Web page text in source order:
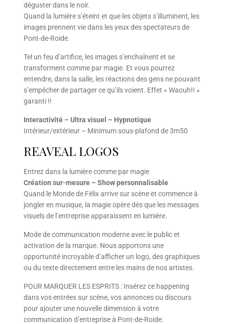
déguster dans le noir.
Quand la lumière s’éteint et que les objets s’illuminent, les
images prennent vie dans les yeux des spectateurs de
Pont-de-Roide.
Tel un feu d’artifice, les images s’enchaînent et se
transforment comme par magie. Et vous pourrez
entendre, dans la salle, les réactions des gens ne pouvant
s’empêcher de partager ce qu’ils voient. Effet « Waouh!! »
garanti !!
Interactivité – Ultra visuel – Hypnotique
Intérieur/extérieur – Minimum sous-plafond de 3m50
REAVEAL LOGOS
Entrez dans la lumière comme par magie
Création sur-mesure – Show personnalisable
Quand le Monde de Félix arrive sur scène et commence à
jongler en musique, la magie opère dès que les messages
visuels de l’entreprise apparaissent en lumière.
Mode de communication moderne avec le public et
activation de la marque. Nous apportons une
opportunité incroyable d’afficher un logo, des graphiques
ou du texte directement entre les mains de nos artistes.
POUR MARQUER LES ESPRITS : Insérez ce happening
dans vos entrées sur scène, vos annonces ou discours
pour ajouter une nouvelle dimension à votre
communication d’entreprise à Pont-de-Roide.